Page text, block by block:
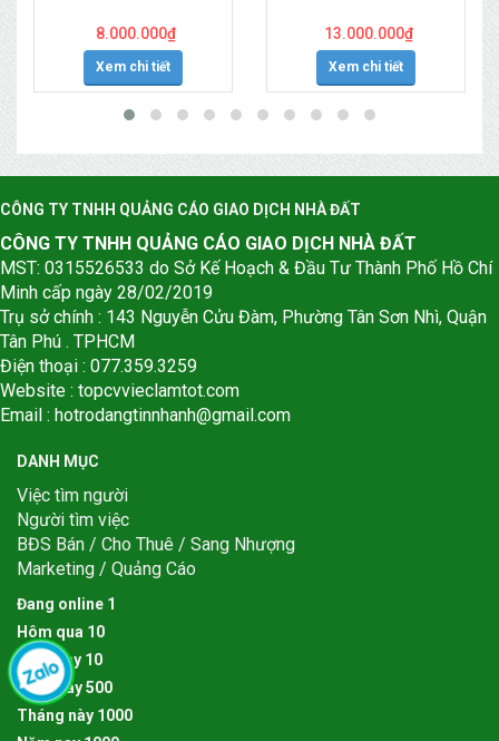
8.000.000₫
Xem chi tiết
13.000.000₫
Xem chi tiết
CÔNG TY TNHH QUẢNG CÁO GIAO DỊCH NHÀ ĐẤT
CÔNG TY TNHH QUẢNG CÁO GIAO DỊCH NHÀ ĐẤT
MST: 0315526533 do Sở Kế Hoạch & Đầu Tư Thành Phố Hồ Chí
Minh cấp ngày 28/02/2019
Trụ sở chính : 143 Nguyễn Cửu Đàm, Phường Tân Sơn Nhì, Quận
Tân Phú . TPHCM
Điện thoại : 077.359.3259
Website : topcvvieclamtot.com
Email : hotrodangtinnhanh@gmail.com
DANH MỤC
Việc tìm người
Người tìm việc
BĐS Bán / Cho Thuê / Sang Nhượng
Marketing / Quảng Cáo
Đang online 1
Hôm qua 10
Hôm nay 10
Tuần này500
Tháng này 1000